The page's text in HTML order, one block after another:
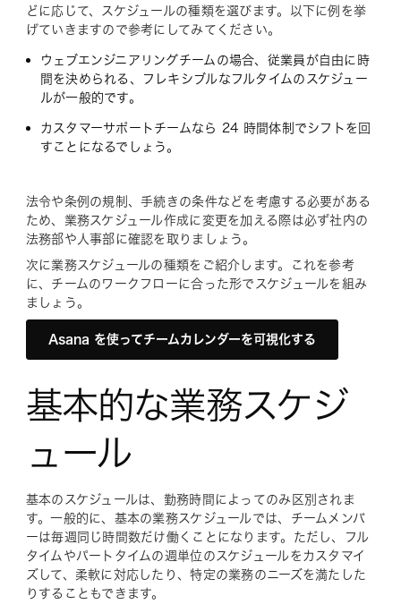
どに応じて、スケジュールの種類を選びます。以下に例を挙
げていきますので参考にしてみてください。
ウェブエンジニアリングチームの場合、従業員が自由に時
間を決められる、フレキシブルなフルタイムのスケジュー
ルが一般的です。
カスタマーサポートチームなら 24 時間体制でシフトを回
すことになるでしょう。
法令や条例の規制、手続きの条件などを考慮する必要がある
ため、業務スケジュール作成に変更を加える際は必ず社内の
法務部や人事部に確認を取りましょう。
次に業務スケジュールの種類をご紹介します。これを参考
に、チームのワークフローに合った形でスケジュールを組み
ましょう。
Asana を使ってチームカレンダーを可視化する
基本的な業務スケジ
ュール
基本のスケジュールは、勤務時間によってのみ区別されま
す。一般的に、基本の業務スケジュールでは、チームメンバ
ーは毎週同じ時間数だけ働くことになります。ただし、フル
タイムやパートタイムの週単位のスケジュールをカスタマイ
ズして、柔軟に対応したり、特定の業務のニーズを満たした
りすることもできます。